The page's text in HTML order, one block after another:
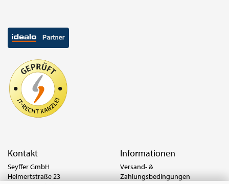
Kontakt
Seyffer GmbH
Helmertstraße 23
Informationen
Versand- &
Zahlungsbedingungen